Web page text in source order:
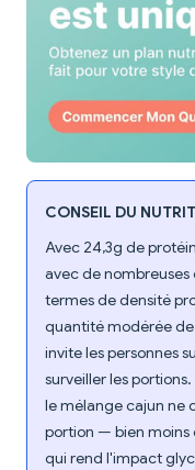
CONSEIL DU
Avec 24,3g de
avec de
termes de densité
quantité modérée
invite les personnes
surveiller les
le mélange cajun ne
portion — bien moins
qui rend l'impact